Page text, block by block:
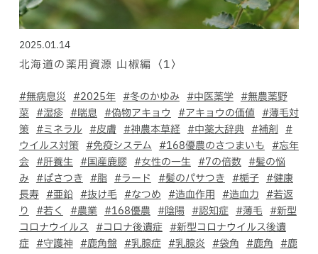
Language
2025.01.14
北海道の薬用資源 山椒編〈1〉
#無病息災 #2025年 #冬のかゆみ #中医薬学
#無農薬野
菜
#湿疹 #喘息 #偽物アキョウ #アキョウの価値
#薄毛対
策
#ミネラル #皮膚 #神農本草経 #中薬大辞典 #補剤
#
ウイルス対策
#免疫システム #168優農のさつまいも
#忘年
会
#肝養生 #国産鹿膠 #女性の一生 #7の倍数
#髪の悩
み
#ぱさつき #脂 #ラード #髪のパサつき #梔子
#健康
長寿
#亜鉛 #抜け毛 #なつめ #造血作用 #造血力
#若返
り
#若く #農業 #168優農 #陰陽 #認知症 #薄毛
#新型
コロナウイルス
#コロナ後遺症
#新型コロナウイルス後遺
症
#守護神 #鹿角盤 #乳腺症 #乳腺炎 #袋角 #鹿角
#鹿